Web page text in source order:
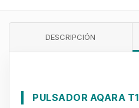
DESCRIPCIÓN
PULSADOR AQARA T1